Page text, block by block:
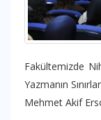
Fakültemizde
Yazmanın
Mehmet Akif